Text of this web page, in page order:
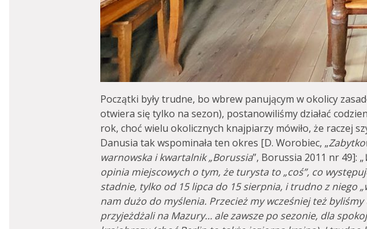
Początki były trudne, bo wbrew panującym w okolicy
otwiera się tylko na sezon), postanowiliśmy działać
rok, choć wielu okolicznych knajpiarzy mówiło, że raczej
Danusia tak wspominała ten okres [D. Worobiec, „
warnowska i kwartalnik „Borussia”, Borussia 2011 nr 49]: „
opinia miejscowych o tym, że turysta to „coś”, co
stadnie, tylko od 15 lipca do 15 sierpnia, i trudno z niego
nam dużo do myślenia. Przecież my wcześniej też
przyjeżdżali na Mazury… ale zawsze po sezonie, dla